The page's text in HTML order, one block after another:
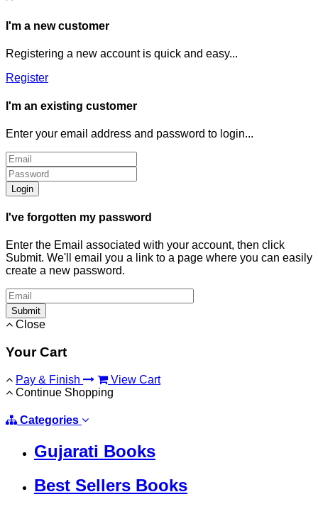
I'm a new customer
Registering a new account is quick and easy...
Register
I'm an existing customer
Enter your email address and password to login...
Login
I've forgotten my password
Enter the Email associated with your account, then click
Submit. We'll email you a link to a page where you can easily
create a new password.
Submit
Close
Your Cart
Pay & Finish
View Cart
Continue Shopping
Categories
Gujarati Books
Best Sellers Books